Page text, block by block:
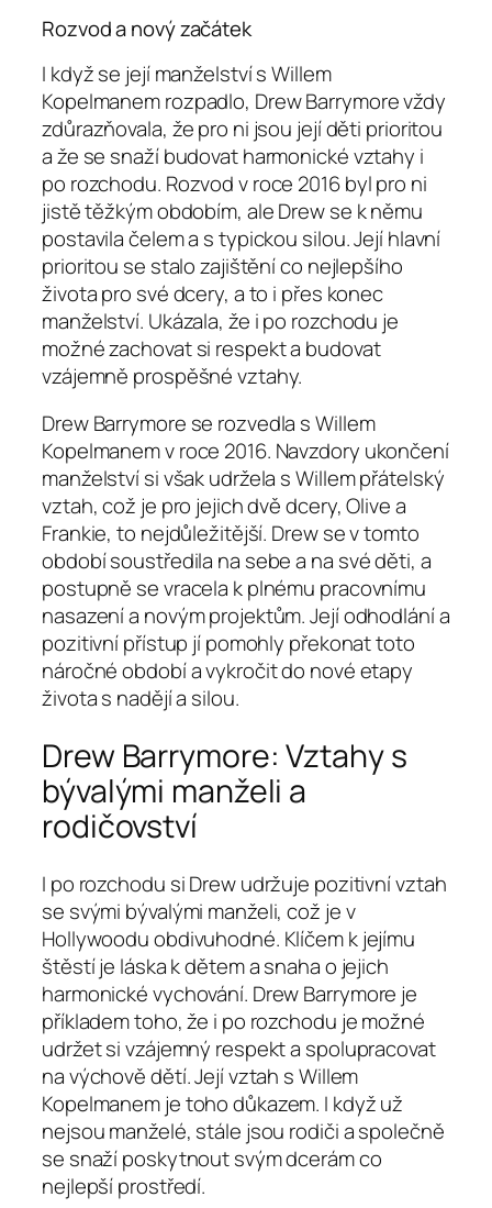
Rozvod a nový začátek
I když se její manželství s Willem
Kopelmanem rozpadlo, Drew Barrymore vždy
zdůrazňovala, že pro ni jsou její děti prioritou
a že se snaží budovat harmonické vztahy i
po rozchodu. Rozvod v roce 2016 byl pro ni
jistě těžkým obdobím, ale Drew se k němu
postavila čelem a s typickou silou. Její hlavní
prioritou se stalo zajištění co nejlepšího
života pro své dcery, a to i přes konec
manželství. Ukázala, že i po rozchodu je
možné zachovat si respekt a budovat
vzájemně prospěšné vztahy.
Drew Barrymore se rozvedla s Willem
Kopelmanem v roce 2016. Navzdory ukončení
manželství si však udržela s Willem přátelský
vztah, což je pro jejich dvě dcery, Olive a
Frankie, to nejdůležitější. Drew se v tomto
období soustředila na sebe a na své děti, a
postupně se vracela k plnému pracovnímu
nasazení a novým projektům. Její odhodlání a
pozitivní přístup jí pomohly překonat toto
náročné období a vykročit do nové etapy
života s nadějí a silou.
Drew Barrymore: Vztahy s
bývalými manželi a
rodičovství
I po rozchodu si Drew udržuje pozitivní vztah
se svými bývalými manželi, což je v
Hollywoodu obdivuhodné. Klíčem k jejímu
štěstí je láska k dětem a snaha o jejich
harmonické vychování. Drew Barrymore je
příkladem toho, že i po rozchodu je možné
udržet si vzájemný respekt a spolupracovat
na výchově dětí. Její vztah s Willem
Kopelmanem je toho důkazem. I když už
nejsou manželé, stále jsou rodiči a společně
se snaží poskytnout svým dcerám co
nejlepší prostředí.